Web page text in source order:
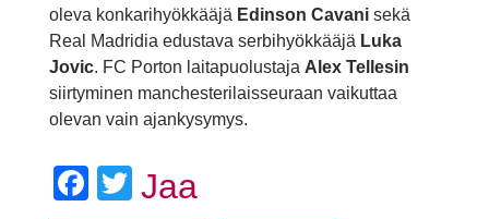
oleva konkarihyökkääjä Edinson Cavanisekä
Real Madridia edustava serbihyökkääjä Luka
Jovic. FC Porton laitapuolustaja Alex Tellesin
siirtyminen manchesterilaisseuraan vaikuttaa
olevan vain ajankysymys.
Facebook
Twitter
Jaa